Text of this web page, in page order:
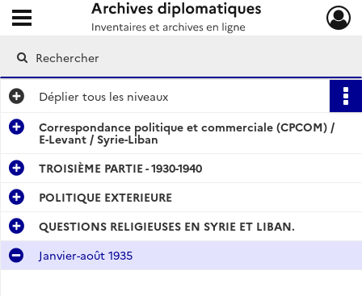
Archives diplomatiques
Ouvrir le menu déroulant
Déplier tous les niveaux
Correspondance politique et commerciale (CPCOM) /
E-Levant / Syrie-Liban
TROISIÈME PARTIE - 1930-1940
POLITIQUE EXTERIEURE
QUESTIONS RELIGIEUSES EN SYRIE ET LIBAN.
Janvier-août 1935